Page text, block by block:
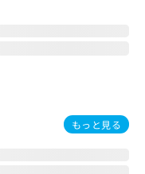
もっと見る